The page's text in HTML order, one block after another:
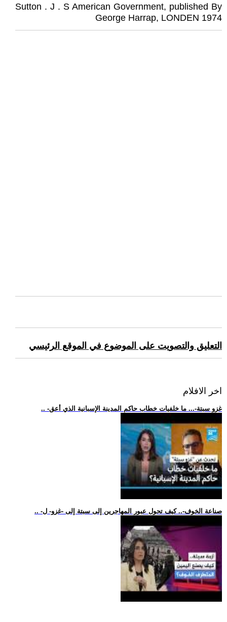
Sutton . J . S American Government, published By
George Harrap, LONDEN 1974
التعليق والتصويت على الموضوع في الموقع الرئيسي
اخر الافلام
.. -غزو سبتة-... ما خلفيات خطاب حاكم المدينة الإسبانية الذي أعق
.. -صناعة الخوف-.. كيف تحول عبور المهاجرين إلى سبتة إلى -غزو- ل